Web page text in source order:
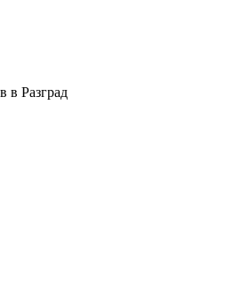
в Разград